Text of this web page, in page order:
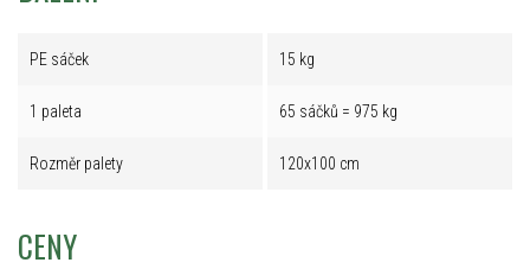
PE sáček 15 kg
1 paleta 65 sáčků = 975 kg
Rozměr palety 120x100 cm
CENY